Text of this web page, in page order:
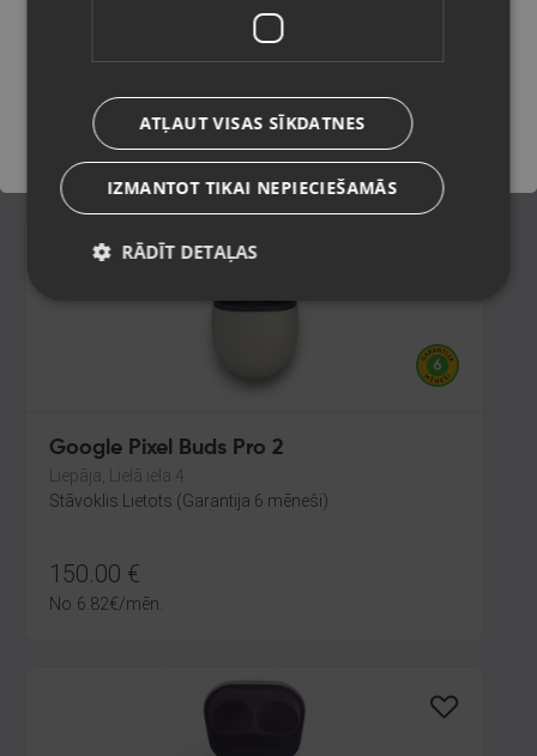
Stāvoklis Ilgstoši lietots (Garantija 14 dienas)
45.00€
Google Pixel Buds Pro 2
Liepāja, Lielā iela 4
Stāvoklis Lietots (Garantija 6 mēneši)
150.00 €
No 6.82€/mēn.
Saglabāt
ATĻAUT VISAS SĪKDATNES
IZMANTOT TIKAI NEPIECIEŠAMĀS
RĀDĪT DETAĻAS